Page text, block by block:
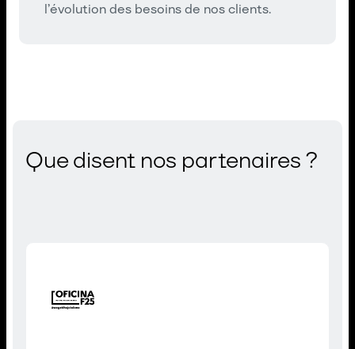
l’évolution des besoins de nos clients.
Que disent nos partenaires ?